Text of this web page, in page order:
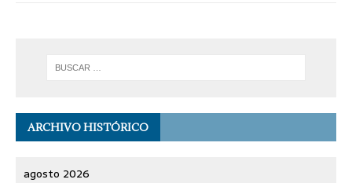
ARCHIVO HISTÓRICO
agosto 2026